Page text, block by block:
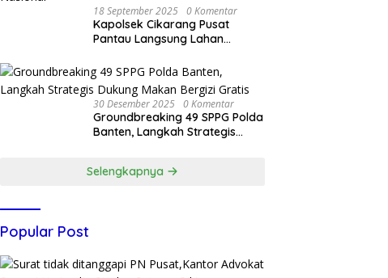
18 September 2025 0 Komentar
Kapolsek Cikarang Pusat
Pantau Langsung Lahan
Pangan Nasional
30 Desember 2025 0 Komentar
Groundbreaking 49 SPPG Polda
Banten, Langkah Strategis
Selengkapnya
Popular Post